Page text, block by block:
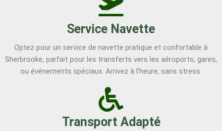
Service Navette
Optez pour un service de navette pratique et confortable à
Sherbrooke, parfait pour les transferts vers les aéroports, gares,
ou événements spéciaux. Arrivez à l’heure, sans stress.
Transport Adapté